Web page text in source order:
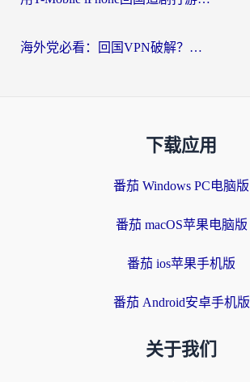
海外党必看：回国VPN破解？别踩坑！3步选对加速器无缝刷国内资源
下载应用
番茄 Windows PC电脑版
番茄 macOS苹果电脑版
番茄 ios苹果手机版
番茄 Android安卓手机版
关于我们